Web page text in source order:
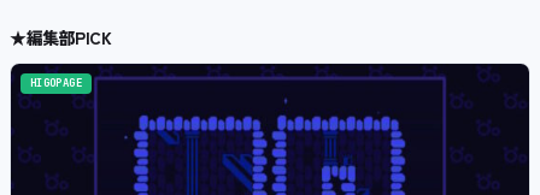
★編集部PICK
HIGOPAGE